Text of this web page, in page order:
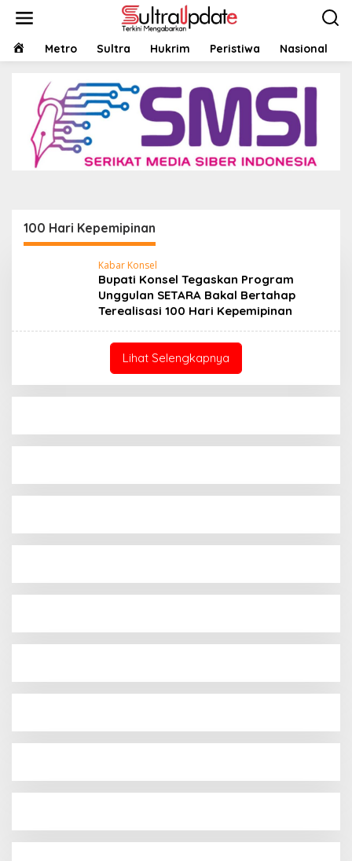
HOMEMetro Sultra Hukrim Peristiwa Nasional
100 Hari Kepemipinan
Kabar Konsel
Bupati Konsel Tegaskan Program
Unggulan SETARA Bakal Bertahap
Terealisasi 100 Hari Kepemipinan
Lihat Selengkapnya